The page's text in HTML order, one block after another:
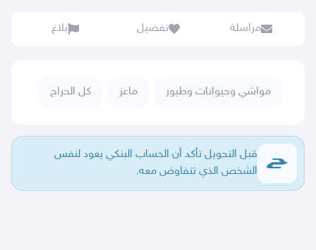
مراسلة تفضيل بلاغ
مواشي وحيوانات وطيور ماعز كل الحراج
قبل التحويل تأكد أن الحساب البنكي يعود لنفس
الشخص الذي تتفاوض معه.